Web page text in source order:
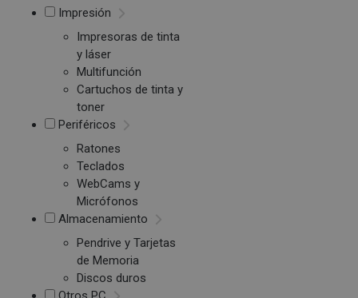
Impresión
Impresoras de tinta
y láser
Multifunción
Cartuchos de tinta y
toner
Periféricos
Ratones
Teclados
WebCams y
Micrófonos
Almacenamiento
Pendrive y Tarjetas
de Memoria
Discos duros